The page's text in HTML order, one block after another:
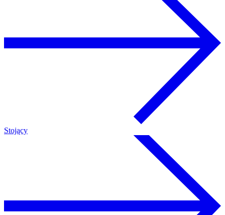
Stojący